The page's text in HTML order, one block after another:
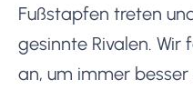
Fußstapfen treten
gesinnte Rivalen. Wir
an, um immer besser